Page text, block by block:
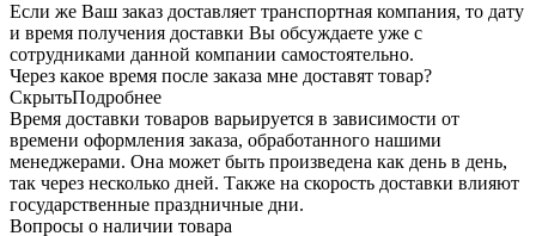
Если же Ваш заказ доставляет транспортная компания, то дату
и время получения доставки Вы обсуждаете уже с
сотрудниками данной компании самостоятельно.
Через какое время после заказа мне доставят товар?
СкрытьПодробнее
Время доставки товаров варьируется в зависимости от
времени оформления заказа, обработанного нашими
менеджерами. Она может быть произведена как день в день,
так через несколько дней. Также на скорость доставки влияют
государственные праздничные дни.
Вопросы о наличии товара